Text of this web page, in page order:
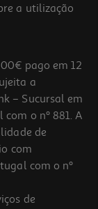
a utilização
pago em 12
a
– Sucursal em
o nº 881. A
de
com
com o nº
de